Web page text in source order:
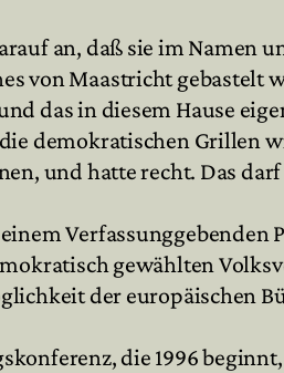
an, daß sie im Namen
von Maastricht
das in diesem Hause
demokratischen Grillen
und hatte recht. Das
Verfassunggebenden
gewählten
der europäischen
die 1996